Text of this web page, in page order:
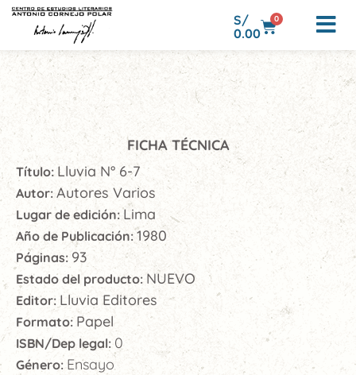
S/
0.00
0
FICHA TÉCNICA
Título: Lluvia N° 6-7
Autor: Autores Varios
Lugar de edición: Lima
Año de Publicación: 1980
Páginas: 93
Estado del producto: NUEVO
Editor: Lluvia Editores
Formato: Papel
ISBN/Dep legal: 0
Género: Ensayo